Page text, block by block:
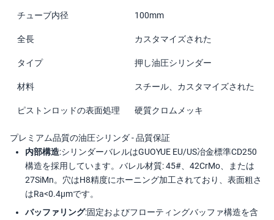
チューブ内径 100mm
全長 カスタマイズされた
タイプ 押し油圧シリンダー
材料 スチール、カスタマイズされた
ピストンロッドの表面処理 硬質クロムメッキ
プレミアム品質の油圧シリンダ - 品質保証
内部構造:シリンダーバレルはGUOYUE EU/US冶金標準CD250
構造を採用しています。バレル材質: 45#、42CrMo、または
27SiMn。穴はH8精度にホーニング加工されており、表面粗さ
はRa<0.4μmです。
バッファリング:固定およびフローティングバッファ構造を含